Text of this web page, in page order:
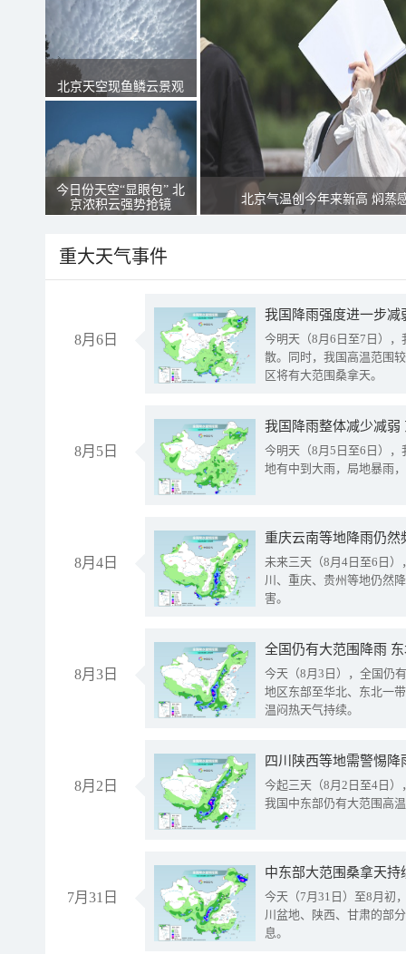
北京天空现鱼鳞云景观
今日份天空“显眼包” 北
京浓积云强势抢镜
北京气温创今年来新高 焖蒸
重大天气事件
8月6日
今明天（8月6日至7日）
散。同时，我国高温范围
区将有大范围桑拿天。
8月5日
我国降雨整体减少减弱
今明天（8月5日至6日）
地有中到大雨，局地暴雨
8月4日
重庆云南等地降雨仍然
未来三天（8月4日至6日
川、重庆、贵州等地仍然
害。
8月3日
全国仍有大范围降雨
今天（8月3日），全国仍
地区东部至华北、东北一
温闷热天气持续。
8月2日
今起三天（8月2日至4日
我国中东部仍有大范围高
7月31日
中东部大范围桑拿天
今天（7月31日）至8月初
川盆地、陕西、甘肃的部
息。